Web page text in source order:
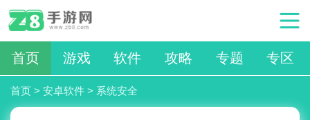
首页 游戏 软件 攻略 专题 专区
首页 > 安卓软件 > 系统安全